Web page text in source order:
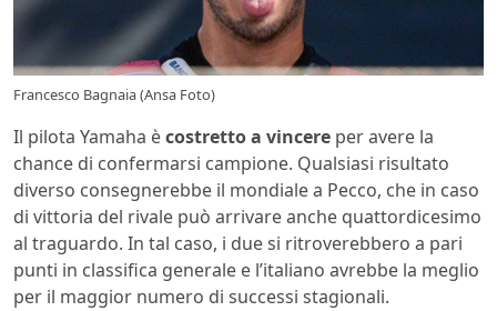
Francesco Bagnaia (Ansa Foto)
Il pilota Yamaha ècostretto a vincere per avere la
chance di confermarsi campione. Qualsiasi risultato
diverso consegnerebbe il mondiale a Pecco, che in caso
di vittoria del rivale può arrivare anche quattordicesimo
al traguardo. In tal caso, i due si ritroverebbero a pari
punti in classifica generale e l’italiano avrebbe la meglio
per il maggior numero di successi stagionali.